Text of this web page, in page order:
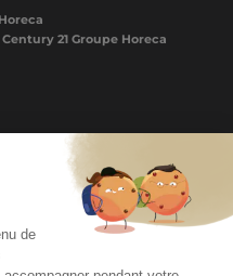
21 Groupe Horeca